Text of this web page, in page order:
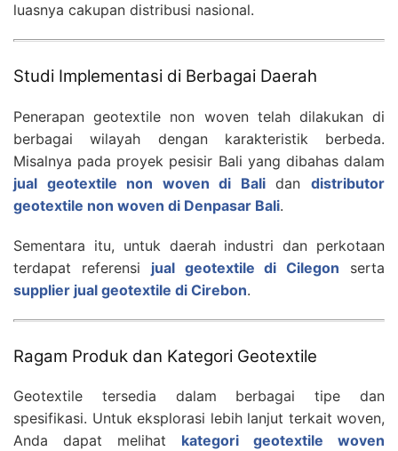
luasnya cakupan distribusi nasional.
Studi Implementasi di Berbagai Daerah
Penerapan geotextile non woven telah dilakukan di
berbagai wilayah dengan karakteristik berbeda.
Misalnya pada proyek pesisir Bali yang dibahas dalam
jual geotextile non woven di Balidandistributor
geotextile non woven di Denpasar Bali.
Sementara itu, untuk daerah industri dan perkotaan
terdapat referensi jual geotextile di Cilegon serta
supplier jual geotextile di Cirebon.
Ragam Produk dan Kategori Geotextile
Geotextile tersedia dalam berbagai tipe dan
spesifikasi. Untuk eksplorasi lebih lanjut terkait woven,
Anda dapat melihat kategori geotextile woven